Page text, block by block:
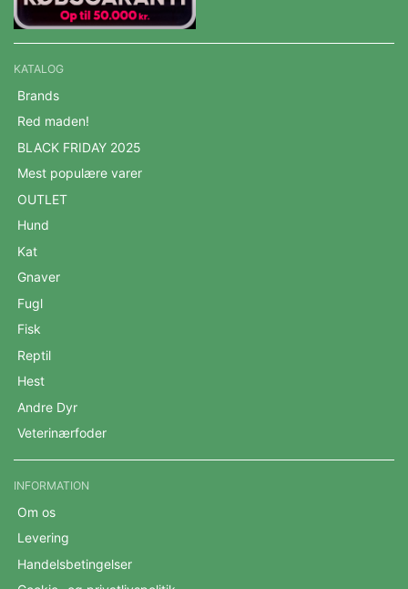
KATALOG
Brands
Red maden!
BLACK FRIDAY 2025
Mest populære varer
OUTLET
Hund
Kat
Gnaver
Fugl
Fisk
Reptil
Hest
Andre Dyr
Veterinærfoder
INFORMATION
Om os
Levering
Handelsbetingelser